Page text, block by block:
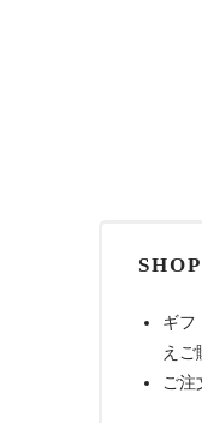
ギフ
えご
ご注